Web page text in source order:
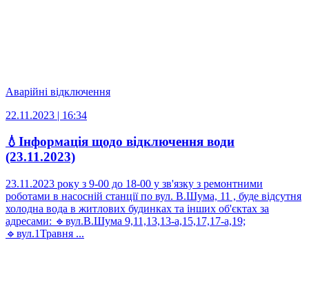
Аварійні відключення
22.11.2023 | 16:34
💧Інформація щодо відключення води
(23.11.2023)
23.11.2023 року з 9-00 до 18-00 у зв'язку з ремонтними
роботами в насосній станції по вул. В.Шума, 11 , буде відсутня
холодна вода в житлових будинках та інших об'єктах за
адресами: 🔹вул.В.Шума 9,11,13,13-а,15,17,17-а,19;
🔹вул.1Травня ...